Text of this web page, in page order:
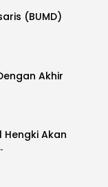
(BUMD)
Akhir
Hengki Akan